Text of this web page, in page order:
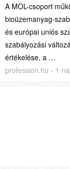
A MOL-csoport
bioüzemanyag-
és európai uniós
szabályozási
értékelése, a …
profession.hu - 1